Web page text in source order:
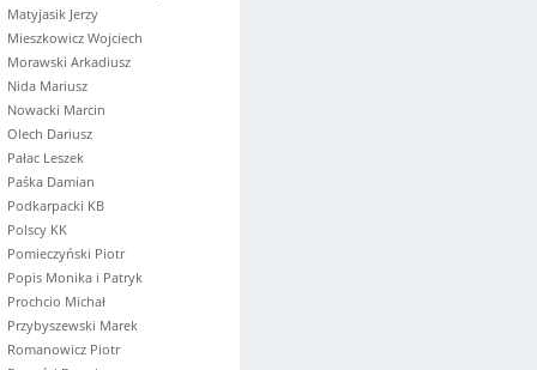
Matyjasik Jerzy
Mieszkowicz Wojciech
Morawski Arkadiusz
Nida Mariusz
Nowacki Marcin
Olech Dariusz
Pałac Leszek
Paśka Damian
Podkarpacki KB
Polscy KK
Pomieczyński Piotr
Popis Monika i Patryk
Prochcio Michał
Przybyszewski Marek
Romanowicz Piotr